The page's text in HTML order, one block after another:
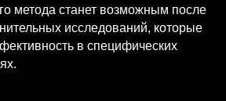
метода станет возможным после
исследований, которые
в специфических